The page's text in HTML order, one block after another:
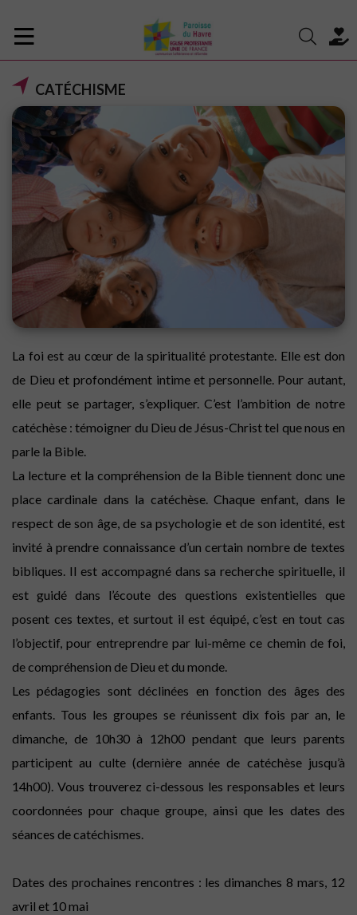
CATÉCHISME
La foi est au cœur de la spiritualité protestante. Elle est don
de Dieu et profondément intime et personnelle. Pour autant,
elle peut se partager, s’expliquer. C’est l’ambition de notre
catéchèse : témoigner du Dieu de Jésus-Christ tel que nous en
parle la Bible.
La lecture et la compréhension de la Bible tiennent donc une
place cardinale dans la catéchèse. Chaque enfant, dans le
respect de son âge, de sa psychologie et de son identité, est
invité à prendre connaissance d’un certain nombre de textes
bibliques. Il est accompagné dans sa recherche spirituelle, il
est guidé dans l’écoute des questions existentielles que
posent ces textes, et surtout il est équipé, c’est en tout cas
l’objectif, pour entreprendre par lui-même ce chemin de foi,
de compréhension de Dieu et du monde.
Les pédagogies sont déclinées en fonction des âges des
enfants. Tous les groupes se réunissent dix fois par an, le
dimanche, de 10h30 à 12h00 pendant que leurs parents
participent au culte (dernière année de catéchèse jusqu’à
14h00). Vous trouverez ci-dessous les responsables et leurs
coordonnées pour chaque groupe, ainsi que les dates des
séances de catéchismes.
Dates des prochaines rencontres : les dimanches 8 mars, 12
avril et 10 mai